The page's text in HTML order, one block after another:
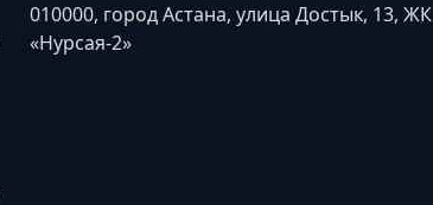
010000, город Астана, улица Достык, 13, ЖК
«Нурсая-2»